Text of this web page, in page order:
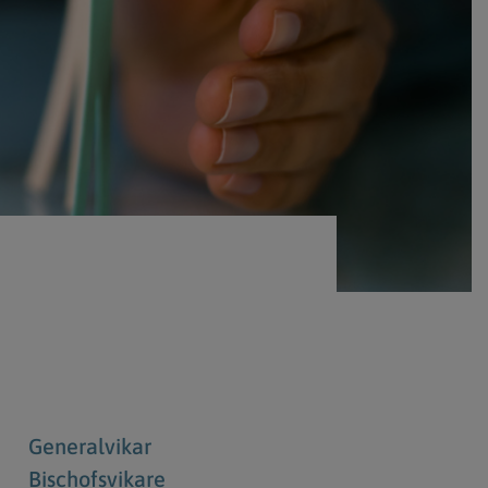
Generalvikar
Bischofsvikare